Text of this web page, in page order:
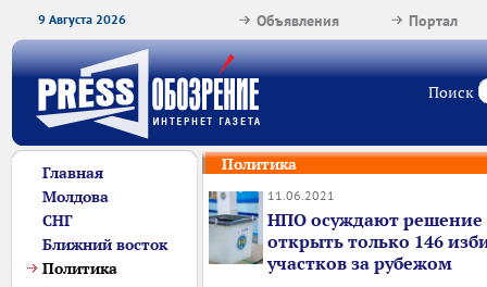
9 Августа 2026 Портал
Объявления
Поиск
Главная
Молдова
СНГ
Ближний восток
Политика
Политика
11.06.2021
НПО осуждают
открыть только 146
участков за рубежом